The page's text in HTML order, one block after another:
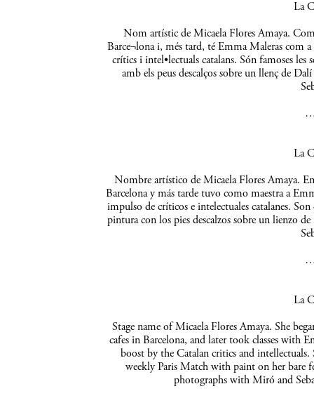
La
Nom artístic de Micaela Flores Amaya.
Barce¬lona i, més tard, té Emma Maleras com
crítics i intel•lectuals catalans. Són famoses
amb els peus descalços sobre un llenç de
La
Nombre artístico de Micaela Flores Amaya.
Barcelona y más tarde tuvo como maestra a
impulso de críticos e intelectuales catalanes.
pintura con los pies descalzos sobre un lienzo
La
Stage name of Micaela Flores Amaya. She
cafes in Barcelona, and later took classes with
boost by the Catalan critics and
weekly Paris Match with paint on her bare
photographs with Miró and